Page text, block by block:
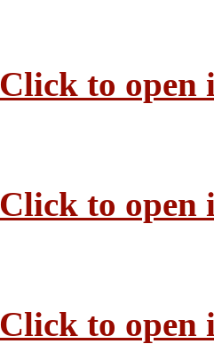
Click to open
Click to open
Click to open